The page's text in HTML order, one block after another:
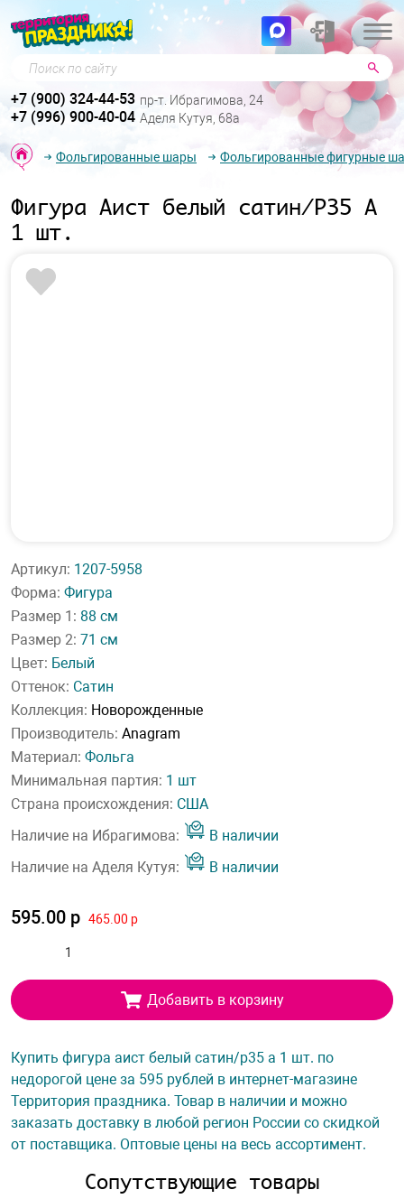
Поиск по сайту
+7 (900) 324-44-53 пр-т. Ибрагимова, 24
+7 (996) 900-40-04 Аделя Кутуя, 68а
Фольгированные шары Фольгированные фигурные
Фигура Аист белый сатин/P35 А
1 шт.
Артикул: 1207-5958
Форма: Фигура
Размер 1: 88 см
Размер 2: 71 см
Цвет: Белый
Оттенок: Сатин
Коллекция: Новорожденные
Производитель: Anagram
Материал: Фольга
Минимальная партия: 1 шт
Страна происхождения: США
Наличие на Ибрагимова:
В наличии
Наличие на Аделя Кутуя:
В наличии
595.00 р 465.00 р
Добавить в корзину
Купить фигура аист белый сатин/p35 а 1 шт. по
недорогой цене за 595 рублей в интернет-магазине
Территория праздника. Товар в наличии и можно
заказать доставку в любой регион России со скидкой
от поставщика. Оптовые цены на весь ассортимент.
Сопутствующие товары